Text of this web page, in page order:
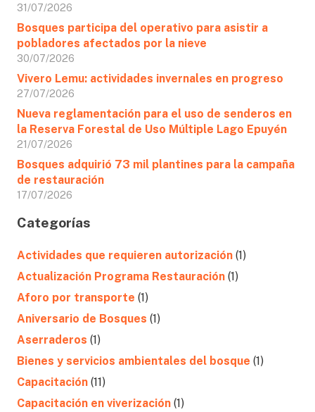
31/07/2026
Bosques participa del operativo para asistir a
pobladores afectados por la nieve
30/07/2026
Vivero Lemu: actividades invernales en progreso
27/07/2026
Nueva reglamentación para el uso de senderos en
la Reserva Forestal de Uso Múltiple Lago Epuyén
21/07/2026
Bosques adquirió 73 mil plantines para la campaña
de restauración
17/07/2026
Categorías
Actividades que requieren autorización (1)
Actualización Programa Restauración (1)
Aforo por transporte (1)
Aniversario de Bosques (1)
Aserraderos (1)
Bienes y servicios ambientales del bosque (1)
Capacitación (11)
Capacitación en viverización (1)